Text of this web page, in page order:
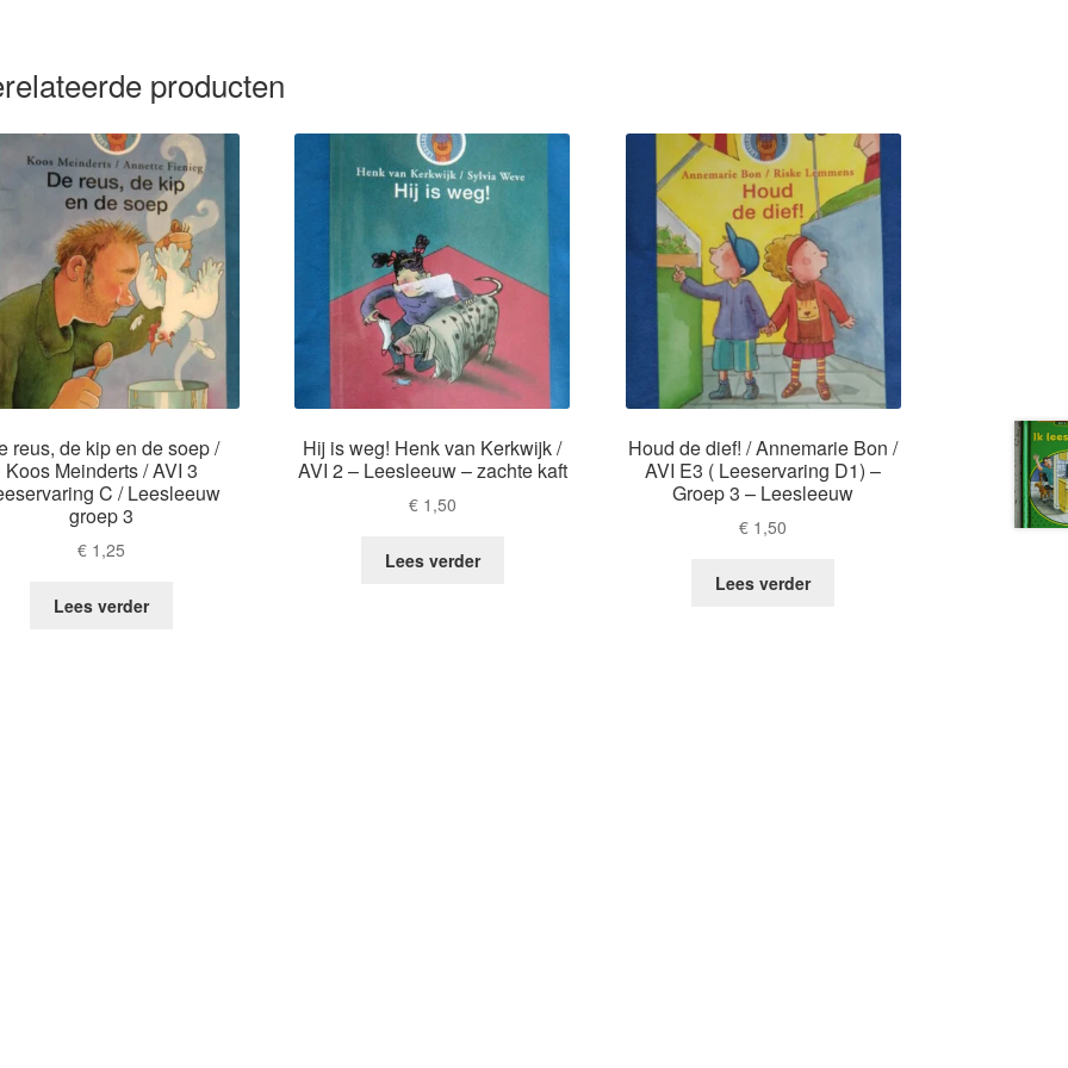
producten
reus, de kip en de soep /
Koos Meinderts / AVI 3
C / Leesleeuw
groep 3
€ 1,25
Lees verder
Hij is weg! Henk van Kerkwijk /
AVI 2 – Leesleeuw – zachte kaft
€1,50
Lees verder
Houd de dief! / Annemarie Bon /
AVI E3 ( Leeservaring D1) –
Groep 3 – Leesleeuw
€ 1,50
Lees verder